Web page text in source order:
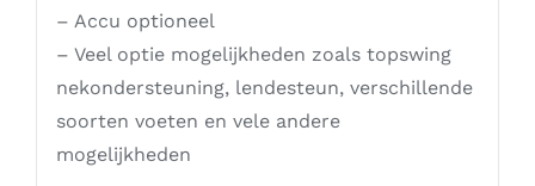
– Accu optioneel
– Veel optie mogelijkheden zoals topswing
nekondersteuning, lendesteun, verschillende
soorten voeten en vele andere
mogelijkheden